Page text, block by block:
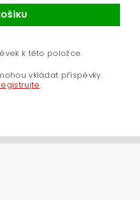
k této položce.
vkládat příspěvky.
.